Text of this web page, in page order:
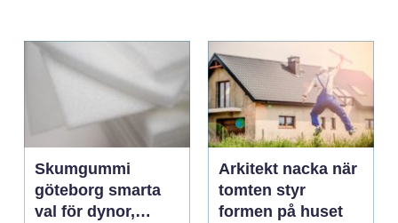
Skumgummi
göteborg smarta
val för dynor,
Arkitekt nacka när
tomten styr
formen på huset